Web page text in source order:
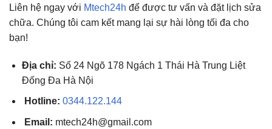
Liên hệ ngay với Mtech24h để được tư vấn và đặt lịch sửa
chữa. Chúng tôi cam kết mang lại sự hài lòng tối đa cho
bạn!
Địa chỉ: Số 24 Ngõ 178 Ngách 1 Thái Hà Trung Liệt
Đống Đa Hà Nội
Hotline: 0344.122.144
Email: mtech24h@gmail.com